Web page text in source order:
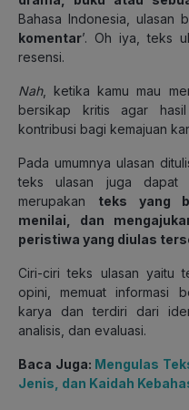
Bahasa Indonesia, ulasan
komentar’. Oh iya, teks
resensi.
Nah, ketika kamu mau
bersikap kritis agar
kontribusi bagi kemajuan
Pada umumnya ulasan
teks ulasan juga dapat
merupakan teks yang
menilai, dan
peristiwa yang diulas
Ciri-ciri teks ulasan yaitu
opini, memuat informasi
karya dan terdiri dari
analisis, dan evaluasi.
Baca Juga: Mengulas
Jenis, dan Kaidah